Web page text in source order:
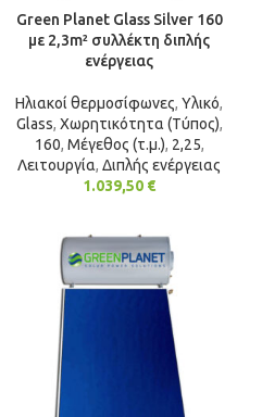
Green Planet Glass Silver 160
με 2,3m² συλλέκτη διπλής
ενέργειας
Ηλιακοί θερμοσίφωνες, Υλικό,
Glass, Χωρητικότητα (Τύπος),
160, Μέγεθος (τ.μ.), 2,25,
Λειτουργία, Διπλής ενέργειας
1.039,50 €